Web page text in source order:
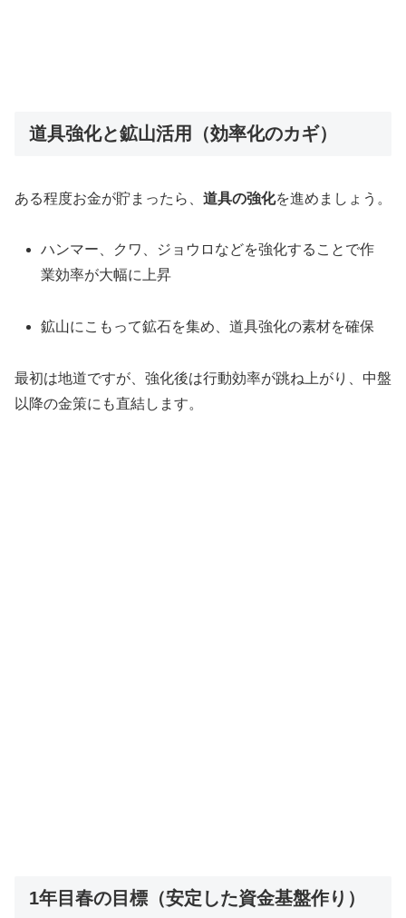
道具強化と鉱山活用（効率化のカギ）
ある程度お金が貯まったら、 道具の強化を進めましょう。
ハンマー、クワ、ジョウロなどを強化することで作
業効率が大幅に上昇
鉱山にこもって鉱石を集め、道具強化の素材を確保
最初は地道ですが、強化後は行動効率が跳ね上がり、中盤
以降の金策にも直結します。
1年目春の目標（安定した資金基盤作り）